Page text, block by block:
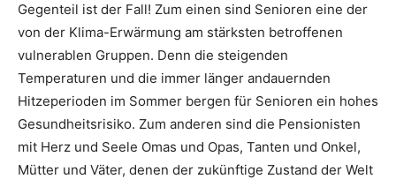
Gegenteil ist der Fall! Zum einen sind Senioren eine der
von der Klima-Erwärmung am stärksten betroffenen
vulnerablen Gruppen. Denn die steigenden
Temperaturen und die immer länger andauernden
Hitzeperioden im Sommer bergen für Senioren ein hohes
Gesundheitsrisiko. Zum anderen sind die Pensionisten
mit Herz und Seele Omas und Opas, Tanten und Onkel,
Mütter und Väter, denen der zukünftige Zustand der Welt